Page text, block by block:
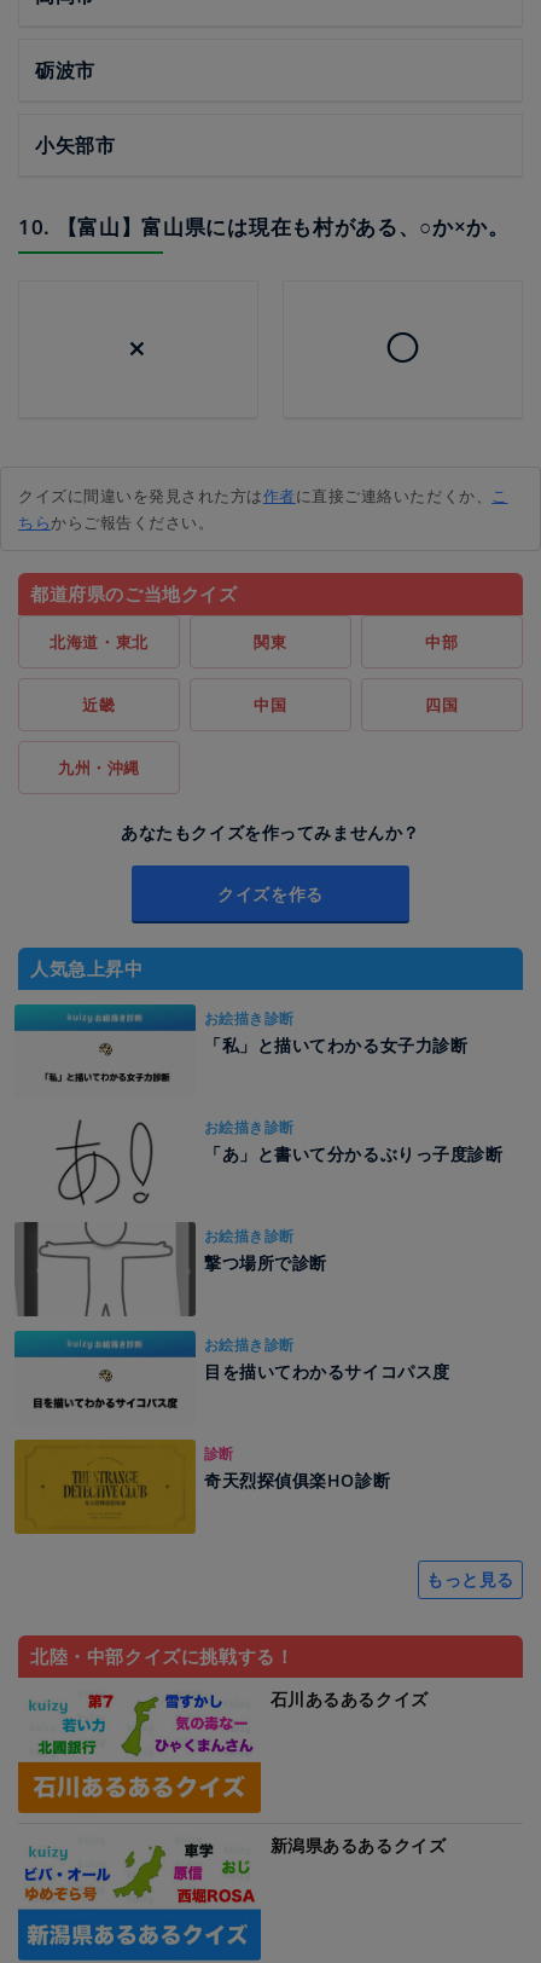
砺波市
小矢部市
10. 【富山】富山県には現在も村がある、○か×か。
× ◯
クイズに間違いを発見された方は作者に直接ご連絡いただくか、 こ
ちらからご報告ください。
都道府県のご当地クイズ
北海道・東北 関東 中部
近畿 中国 四国
九州・沖縄
あなたもクイズを作ってみませんか？
クイズを作る
人気急上昇中
お絵描き診断
「私」と描いてわかる女子力診断
お絵描き診断
「あ」と書いて分かるぶりっ子度診断
お絵描き診断
撃つ場所で診断
お絵描き診断
目を描いてわかるサイコパス度
診断
奇天烈探偵俱楽HO診断
もっと見る
北陸・中部クイズに挑戦する！
石川あるあるクイズ
新潟県あるあるクイズ